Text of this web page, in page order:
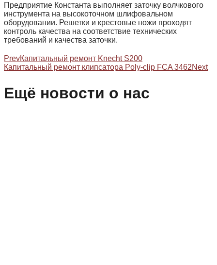
Предприятие Константа выполняет заточку волчкового
инструмента на высокоточном шлифовальном
оборудовании. Решетки и крестовые ножи проходят
контроль качества на соответствие технических
требований и качества заточки.
PrevКапитальный ремонт Knecht S200
Капитальный ремонт клипсатора Poly-clip FCA 3462Next
Ещё новости о нас